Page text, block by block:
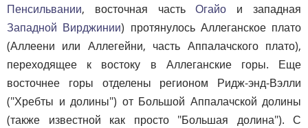
Пенсильвании, восточная частьОгайо и западная
Западной Вирджинии) протянулось Аллеганское плато
(Аллеени или Аллегейни, часть Аппалачского плато),
переходящее к востоку в Аллеганские горы. Еще
восточнее горы отделены регионом Ридж-энд-Вэлли
("Хребты и долины") от Большой Аппалачской долины
(также известной как просто "Большая долина"). С